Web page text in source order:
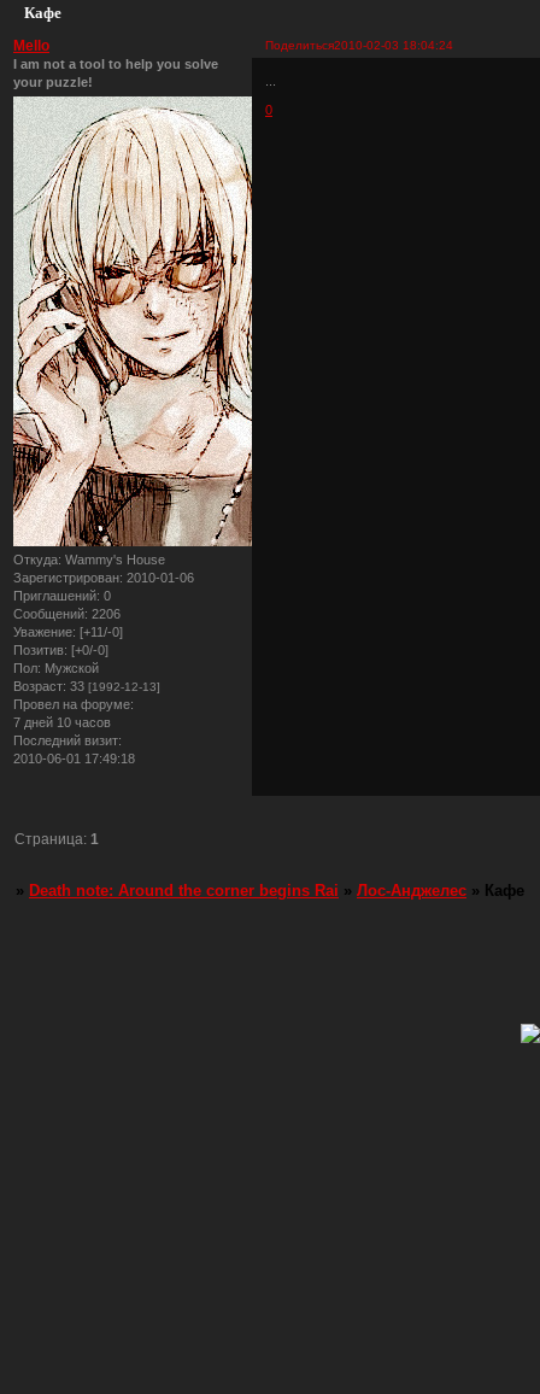
Кафе
Поделиться2010-02-03 18:04:24
Mello
I am not a tool to help you solve
your puzzle!
Откуда: Wammy's House
Зарегистрирован: 2010-01-06
Приглашений: 0
Сообщений: 2206
Уважение: [+11/-0]
Позитив: [+0/-0]
Пол: Мужской
Возраст: 33 [1992-12-13]
Провел на форуме:
7 дней 10 часов
Последний визит:
2010-06-01 17:49:18
0
Страница:1
» Death note: Around the corner begins Rai » Лос-Анджелес » Кафе